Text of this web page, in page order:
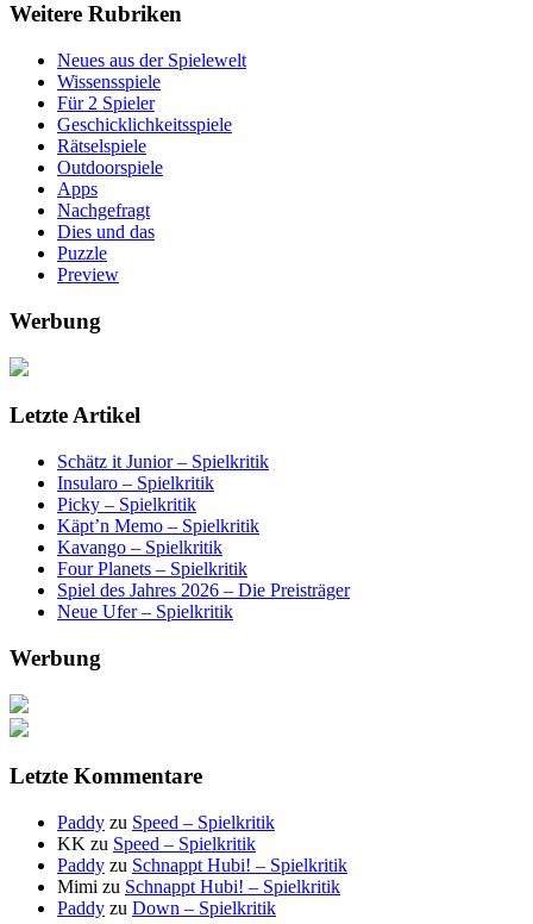
Weitere Rubriken
Neues aus der Spielewelt
Wissensspiele
Für 2 Spieler
Geschicklichkeitsspiele
Rätselspiele
Outdoorspiele
Apps
Nachgefragt
Dies und das
Puzzle
Preview
Werbung
Letzte Artikel
Schätz it Junior – Spielkritik
Insularo – Spielkritik
Picky – Spielkritik
Käpt’n Memo – Spielkritik
Kavango – Spielkritik
Four Planets – Spielkritik
Spiel des Jahres 2026 – Die Preisträger
Neue Ufer – Spielkritik
Werbung
Letzte Kommentare
Paddy zu Speed – Spielkritik
KK zu Speed – Spielkritik
Paddy zu Schnappt Hubi! – Spielkritik
Mimi zu Schnappt Hubi! – Spielkritik
Paddy zu Down – Spielkritik